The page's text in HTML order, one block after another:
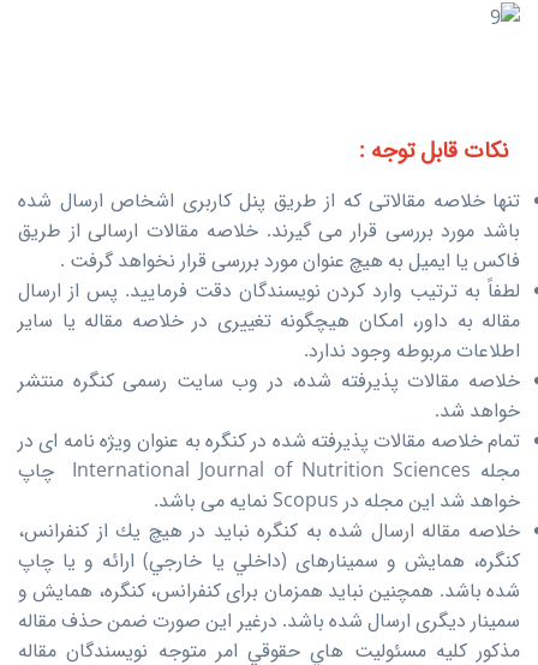
نکات قابل توجه :
تنها خلاصه مقالاتی که از طریق پنل کاربری اشخاص ارسال شده
باشد مورد بررسی قرار می گیرند. خلاصه مقالات ارسالی از طریق
فاکس یا ایمیل به هیچ عنوان مورد بررسی قرار نخواهد گرفت .
لطفاً به ترتیب وارد کردن نویسندگان دقت فرمایید. پس از ارسال
مقاله به داور، امکان هیچگونه تغییری در خلاصه مقاله یا سایر
اطلاعات مربوطه وجود ندارد.
خلاصه مقالات پذیرفته شده، در وب سایت رسمی کنگره منتشر
خواهد شد.
تمام خلاصه مقالات پذیرفته شده در کنگره به عنوان ویژه نامه ای در
مجله International Journal of Nutrition Sciences چاپ
خواهد شد این مجله در Scopus نمایه می باشد.
خلاصه مقاله ارسال شده به کنگره نباید در هيچ يك از کنفرانس،
کنگره، همایش و سمینارهای (داخلي يا خارجي) ارائه و يا چاپ
شده باشد. همچنین نباید همزمان برای کنفرانس، کنگره، همایش و
سمینار دیگری ارسال شده باشد. درغير اين صورت ضمن حذف مقاله
مذكور كليه مسئوليت هاي حقوقي امر متوجه نويسندگان مقاله